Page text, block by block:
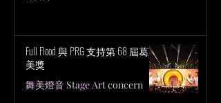
Full Flood 與 PRG 支持第 68 屆葛萊
美獎
舞美燈音 Stage Art concern